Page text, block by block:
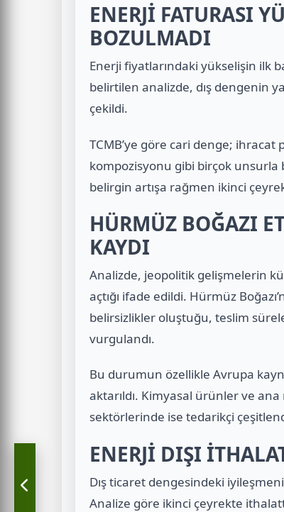
ENERJİ FATURASI
BOZULMADI
Enerji fiyatlarındaki yükselişin ilk
belirtilen analizde, dış dengenin
çekildi.
TCMB’ye göre cari denge;
kompozisyonu gibi birçok
belirgin artışa rağmen ikinci
HÜRMÜZ BOĞAZI
KAYDI
Analizde, jeopolitik gelişmelerin
açtığı ifade edildi. Hürmüz
belirsizlikler oluştuğu, teslim
vurgulandı.
Bu durumun özellikle Avrupa
aktarıldı. Kimyasal ürünler ve
sektörlerinde ise tedarikçi
ENERJİ DIŞI
Dış ticaret dengesindeki
Analize göre ikinci çeyrekte